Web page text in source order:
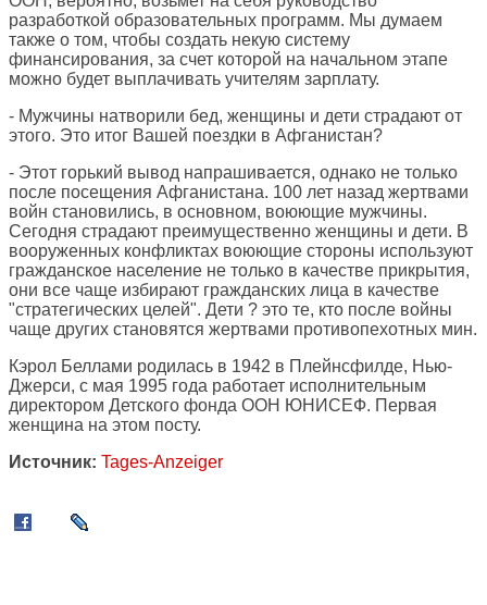
разработкой образовательных программ. Мы думаем
также о том, чтобы создать некую систему
финансирования, за счет которой на начальном этапе
можно будет выплачивать учителям зарплату.
- Мужчины натворили бед, женщины и дети страдают от
этого. Это итог Вашей поездки в Афганистан?
- Этот горький вывод напрашивается, однако не только
после посещения Афганистана. 100 лет назад жертвами
войн становились, в основном, воюющие мужчины.
Сегодня страдают преимущественно женщины и дети. В
вооруженных конфликтах воюющие стороны используют
гражданское население не только в качестве прикрытия,
они все чаще избирают гражданских лица в качестве
"стратегических целей". Дети ? это те, кто после войны
чаще других становятся жертвами противопехотных мин.
Кэрол Беллами родилась в 1942 в Плейнсфилде, Нью-
Джерси, с мая 1995 года работает исполнительным
директором Детского фонда ООН ЮНИСЕФ. Первая
женщина на этом посту.
Источник: Tages-Anzeiger